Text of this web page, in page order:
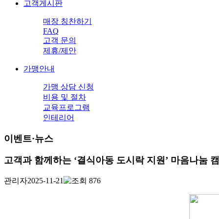
고객게시판
매장 칭찬하기
FAQ
고객 문의
제휴/제안
가맹안내
가맹 상담 신청
비용 및 절차
교육프로그램
인테리어
이벤트·뉴스
고객과 함께하는 ‘결식아동 도시락 지원’ 마음나눔
관리자2025-11-21 876